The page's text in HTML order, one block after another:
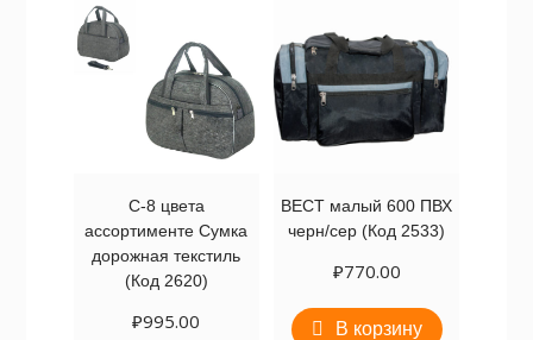
С-8 цвета
ассортименте Сумка
дорожная текстиль
(Код 2620)
₽995.00
ВЕСТ малый 600 ПВХ
черн/сер (Код 2533)
₽770.00
В корзину